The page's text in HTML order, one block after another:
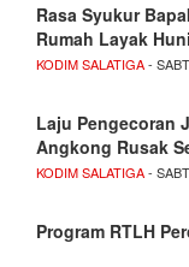
Rasa Syukur
Rumah Layak
KODIM SALATIGA-
Laju Pengecoran
Angkong Rusak
KODIM SALATIGA-
Program RTLH